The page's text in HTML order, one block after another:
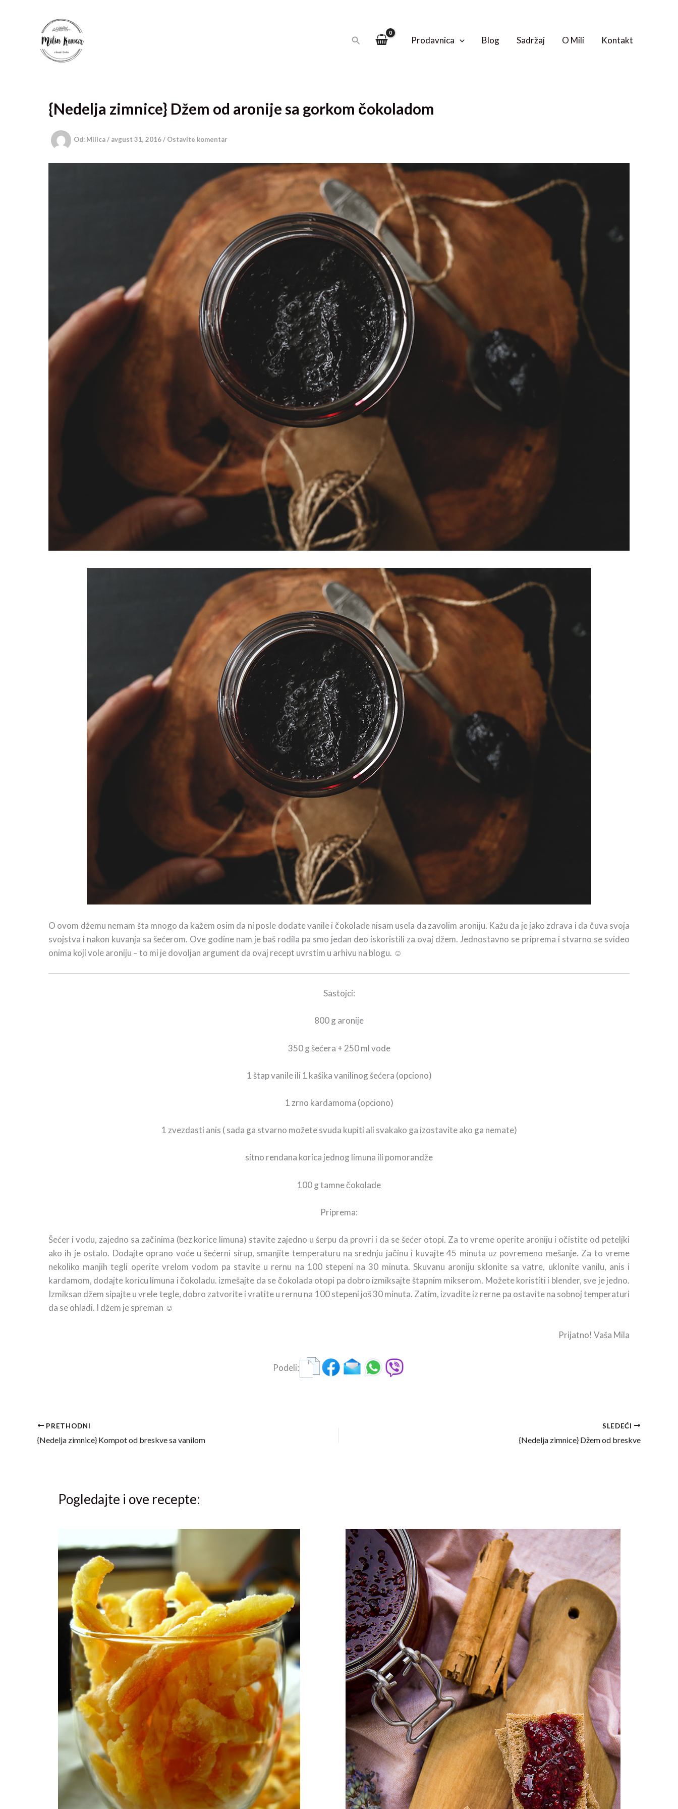
Pretraga Prodavnica Blog Sadržaj O Mili Kontakt
{Nedelja zimnice} Džem od aronije sa gorkom čokoladom
Od: Milica/ avgust 31, 2016/ Ostavite komentar
O ovom džemu nemam šta mnogo da kažem osim da ni posle dodate vanile i čokolade nisam usela da zavolim aroniju. Kažu da je jako zdrava i da čuva svoja
svojstva i nakon kuvanja sa šećerom. Ove godine nam je baš rodila pa smo jedan deo iskoristili za ovaj džem. Jednostavno se priprema i stvarno se svideo
onima koji vole aroniju – to mi je dovoljan argument da ovaj recept uvrstim u arhivu na blogu. ☺
Sastojci:
800 g aronije
350 g šećera + 250 ml vode
1 štap vanile ili 1 kašika vanilinog šećera (opciono)
1 zrno kardamoma (opciono)
1 zvezdasti anis ( sada ga stvarno možete svuda kupiti ali svakako ga izostavite ako ga nemate)
sitno rendana korica jednog limuna ili pomorandže
100 g tamne čokolade
Priprema:
Šećer i vodu, zajedno sa začinima (bez korice limuna) stavite zajedno u šerpu da provri i da se šećer otopi. Za to vreme operite aroniju i očistite od peteljki
ako ih je ostalo. Dodajte oprano voće u šećerni sirup, smanjite temperaturu na srednju jačinu i kuvajte 45 minuta uz povremeno mešanje. Za to vreme
nekoliko manjih tegli operite vrelom vodom pa stavite u rernu na 100 stepeni na 30 minuta. Skuvanu aroniju sklonite sa vatre, uklonite vanilu, anis i
kardamom, dodajte koricu limuna i čokoladu. izmešajte da se čokolada otopi pa dobro izmiksajte štapnim mikserom. Možete koristiti i blender, sve je jedno.
Izmiksan džem sipajte u vrele tegle, dobro zatvorite i vratite u rernu na 100 stepeni još 30 minuta. Zatim, izvadite iz rerne pa ostavite na sobnoj temperaturi
da se ohladi. I džem je spreman ☺
Prijatno! Vaša Mila
Podeli:
PRETHODNI
{Nedelja zimnice} Kompot od breskve sa vanilom
SLEDEĆI
{Nedelja zimnice} Džem od breskve
Pogledajte i ove recepte:
×